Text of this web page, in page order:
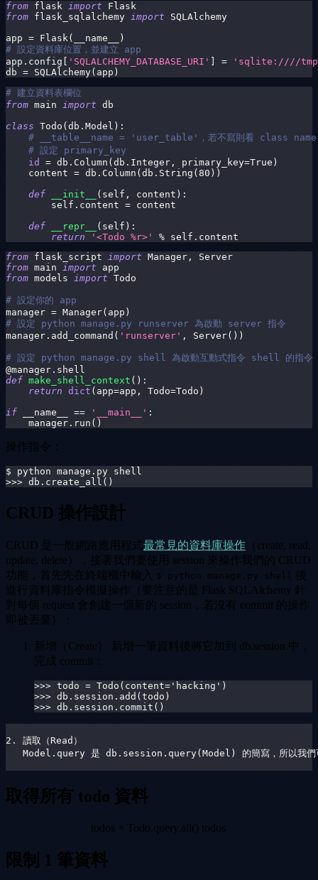
from flask import Flask
from flask_sqlalchemy import SQLAlchemy
app = Flask( __name__
)
# 設定資料庫位置，並建立 app
app . config 'SQLALCHEMY_DATABASE_URI' =
'sqlite:////
db = SQLAlchemy( app )
# 建立資料表欄位
from main import db
class Todo ( db . Model ) :
# __table__name = 'user_table'，若不寫則看 class name
# 設定 primary_key
id
= db . Column ( db . Integer , primary_key=True )
    content
= db . Column ( db . String ( 80 ) )
def
__init__ ( self , content ) :
        self
. content = content
def
__repr__ ( self ) :
return
'<Todo %r>' % self . content
from flask_script import Manager ,
Server
from main import app
from models import Todo
# 設定你的 app
manager = Manager( app )
# 設定 python manage.py runserver 為啟動 server 指令
manager . add_command ( 'runserver' , Server( ) )
# 設定 python manage.py shell 為啟動互動式指令 shell 的指令
@manager . shell
def make_shell_context ( ) :
return dict ( app=app , Todo=Todo )
if __name__ == '__main__' :
    manager
. run ( )
操作指令：
$ python manage.py shell
>>> db.create_all()
CRUD 操作設計
CRUD 是一般網路應用程式最常見的資料庫操作 （create, read,
update, delete），接著我們要使用 session 來操作我們的 CRUD
功能，首先先在終端機中輸入
$ python manage.py shell 後
進行資料庫指令模擬操作（要注意的是 Flask SQLAlchemy 針
對每個 request 會創建一個新的 session，若沒有 commit 的操作
即被丟棄）：
新增（Create） 新增一筆資料後將它加到 db.session 中，
完成 commit：
>>> todo = Todo(content='hacking')
>>> db.session.add(todo)
>>> db.session.commit()
2. 讀取（Read）
Model.query 是 db.session.query(Model) 的簡寫，所以我們可
取得所有 todo 資料
todos = Todo.query.all() todos
限制 1 筆資料